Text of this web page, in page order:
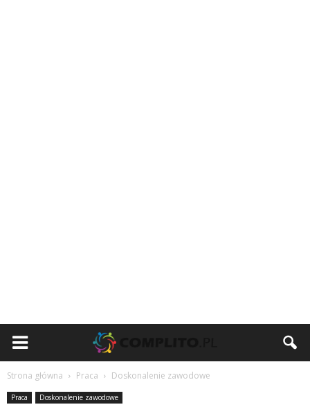
Strona główna Praca Doskonalenie zawodowe
Praca Doskonalenie zawodowe